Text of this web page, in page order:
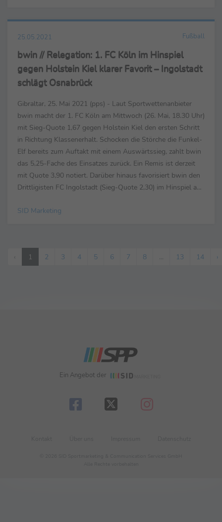
25.05.2021 Fußball
bwin // Relegation: 1. FC Köln im Hinspiel
gegen Holstein Kiel klarer Favorit – Ingolstadt
schlägt Osnabrück
Gibraltar, 25. Mai 2021 (pps) - Laut Sportwettenanbieter
bwin macht der 1. FC Köln am Mittwoch (26. Mai, 18.30 Uhr)
mit Sieg-Quote 1,67 gegen Holstein Kiel den ersten Schritt
in Richtung Klassenerhalt. Schocken die Störche die Funkel-
Elf bereits zum Auftakt mit einem Auswärtssieg, zahlt bwin
das 5,25-Fache des Einsatzes zurück. Ein Remis ist derzeit
mit Quote 3,90 notiert. Darüber hinaus favorisiert bwin den
Drittligisten FC Ingolstadt (Sieg-Quote 2,30) im Hinspiel am
SID Marketing
‹ 1 2 3 4 5 6 7 8 ... 13 14 ›
Ein Angebot der